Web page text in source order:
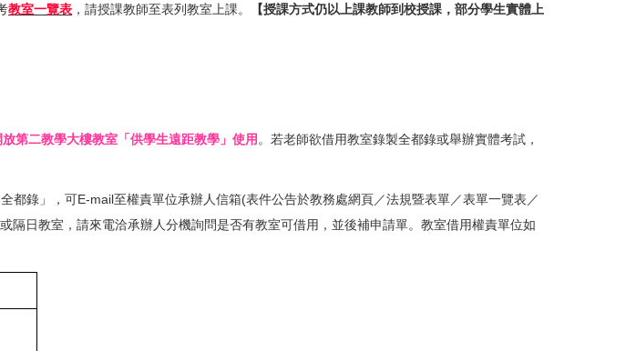
教室一覽表 ，請授課教師至表列教室上課。
【授課方式仍以上課教師到校授課，部分學生實體上
放第二教學大樓教室「供學生遠距教學」使用。若老師欲借用教室錄製全都錄或舉辦實體考試，
錄」，可E-mail至權責單位承辦人信箱(表件公告於教務處網頁／法規暨表單／表單一覽表／
日教室，請來電洽承辦人分機詢問是否有教室可借用，並後補申請單。教室借用權責單位如